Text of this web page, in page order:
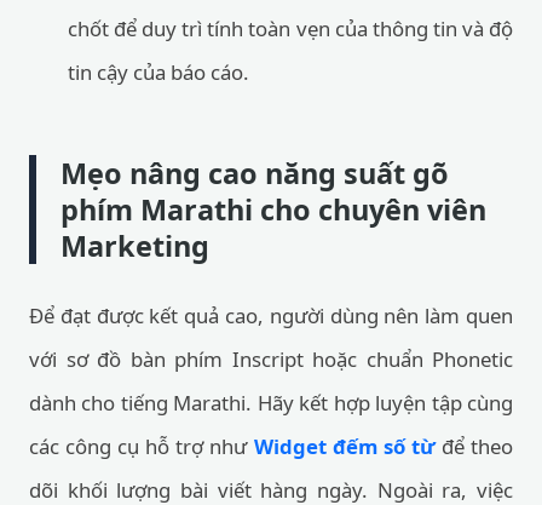
chốt để duy trì tính toàn vẹn của thông tin và độ
tin cậy của báo cáo.
Mẹo nâng cao năng suất gõ
phím Marathi cho chuyên viên
Marketing
Để đạt được kết quả cao, người dùng nên làm quen
với sơ đồ bàn phím Inscript hoặc chuẩn Phonetic
dành cho tiếng Marathi. Hãy kết hợp luyện tập cùng
các công cụ hỗ trợ như Widget đếm số từđể theo
dõi khối lượng bài viết hàng ngày. Ngoài ra, việc